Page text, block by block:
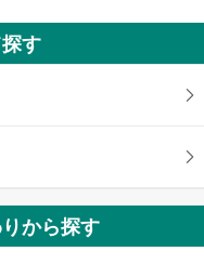
志賀
す
から探す